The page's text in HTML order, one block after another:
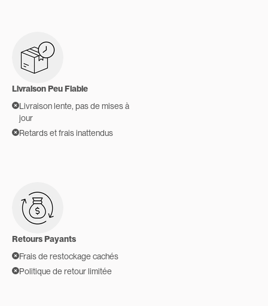
Livraison Peu Fiable
Livraison lente, pas de mises à
jour
Retards et frais inattendus
Retours Payants
Frais de restockage cachés
Politique de retour limitée